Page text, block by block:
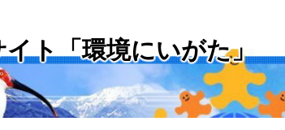
ト「環境にいがた」